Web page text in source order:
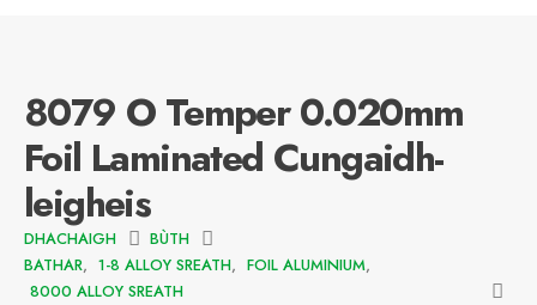
8079 O Temper 0.020mm
Foil Laminated Cungaidh-
leigheis
DHACHAIGH
BÙTH
BATHAR, 1-8 ALLOY SREATH, FOIL ALUMINIUM,
8000 ALLOY SREATH